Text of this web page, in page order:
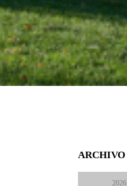
ARCHIVO
2026